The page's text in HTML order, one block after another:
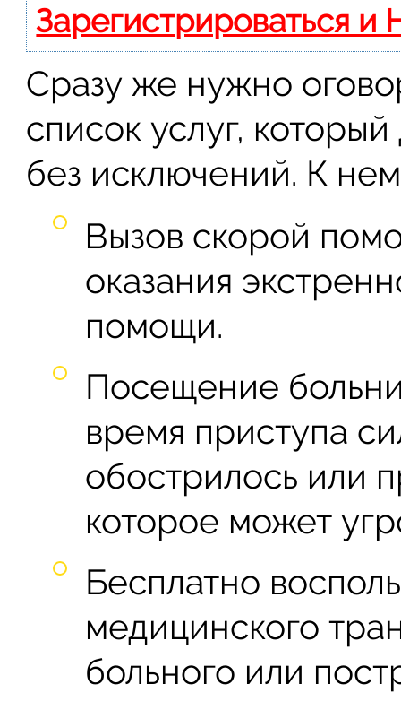
Зарегистрироваться и
Сразу же нужно
список услуг,
без исключений. К
Вызов скорой
оказания
помощи.
Посещение
время приступа
обострилось или
которое может
Бесплатно
медицинского
больного или